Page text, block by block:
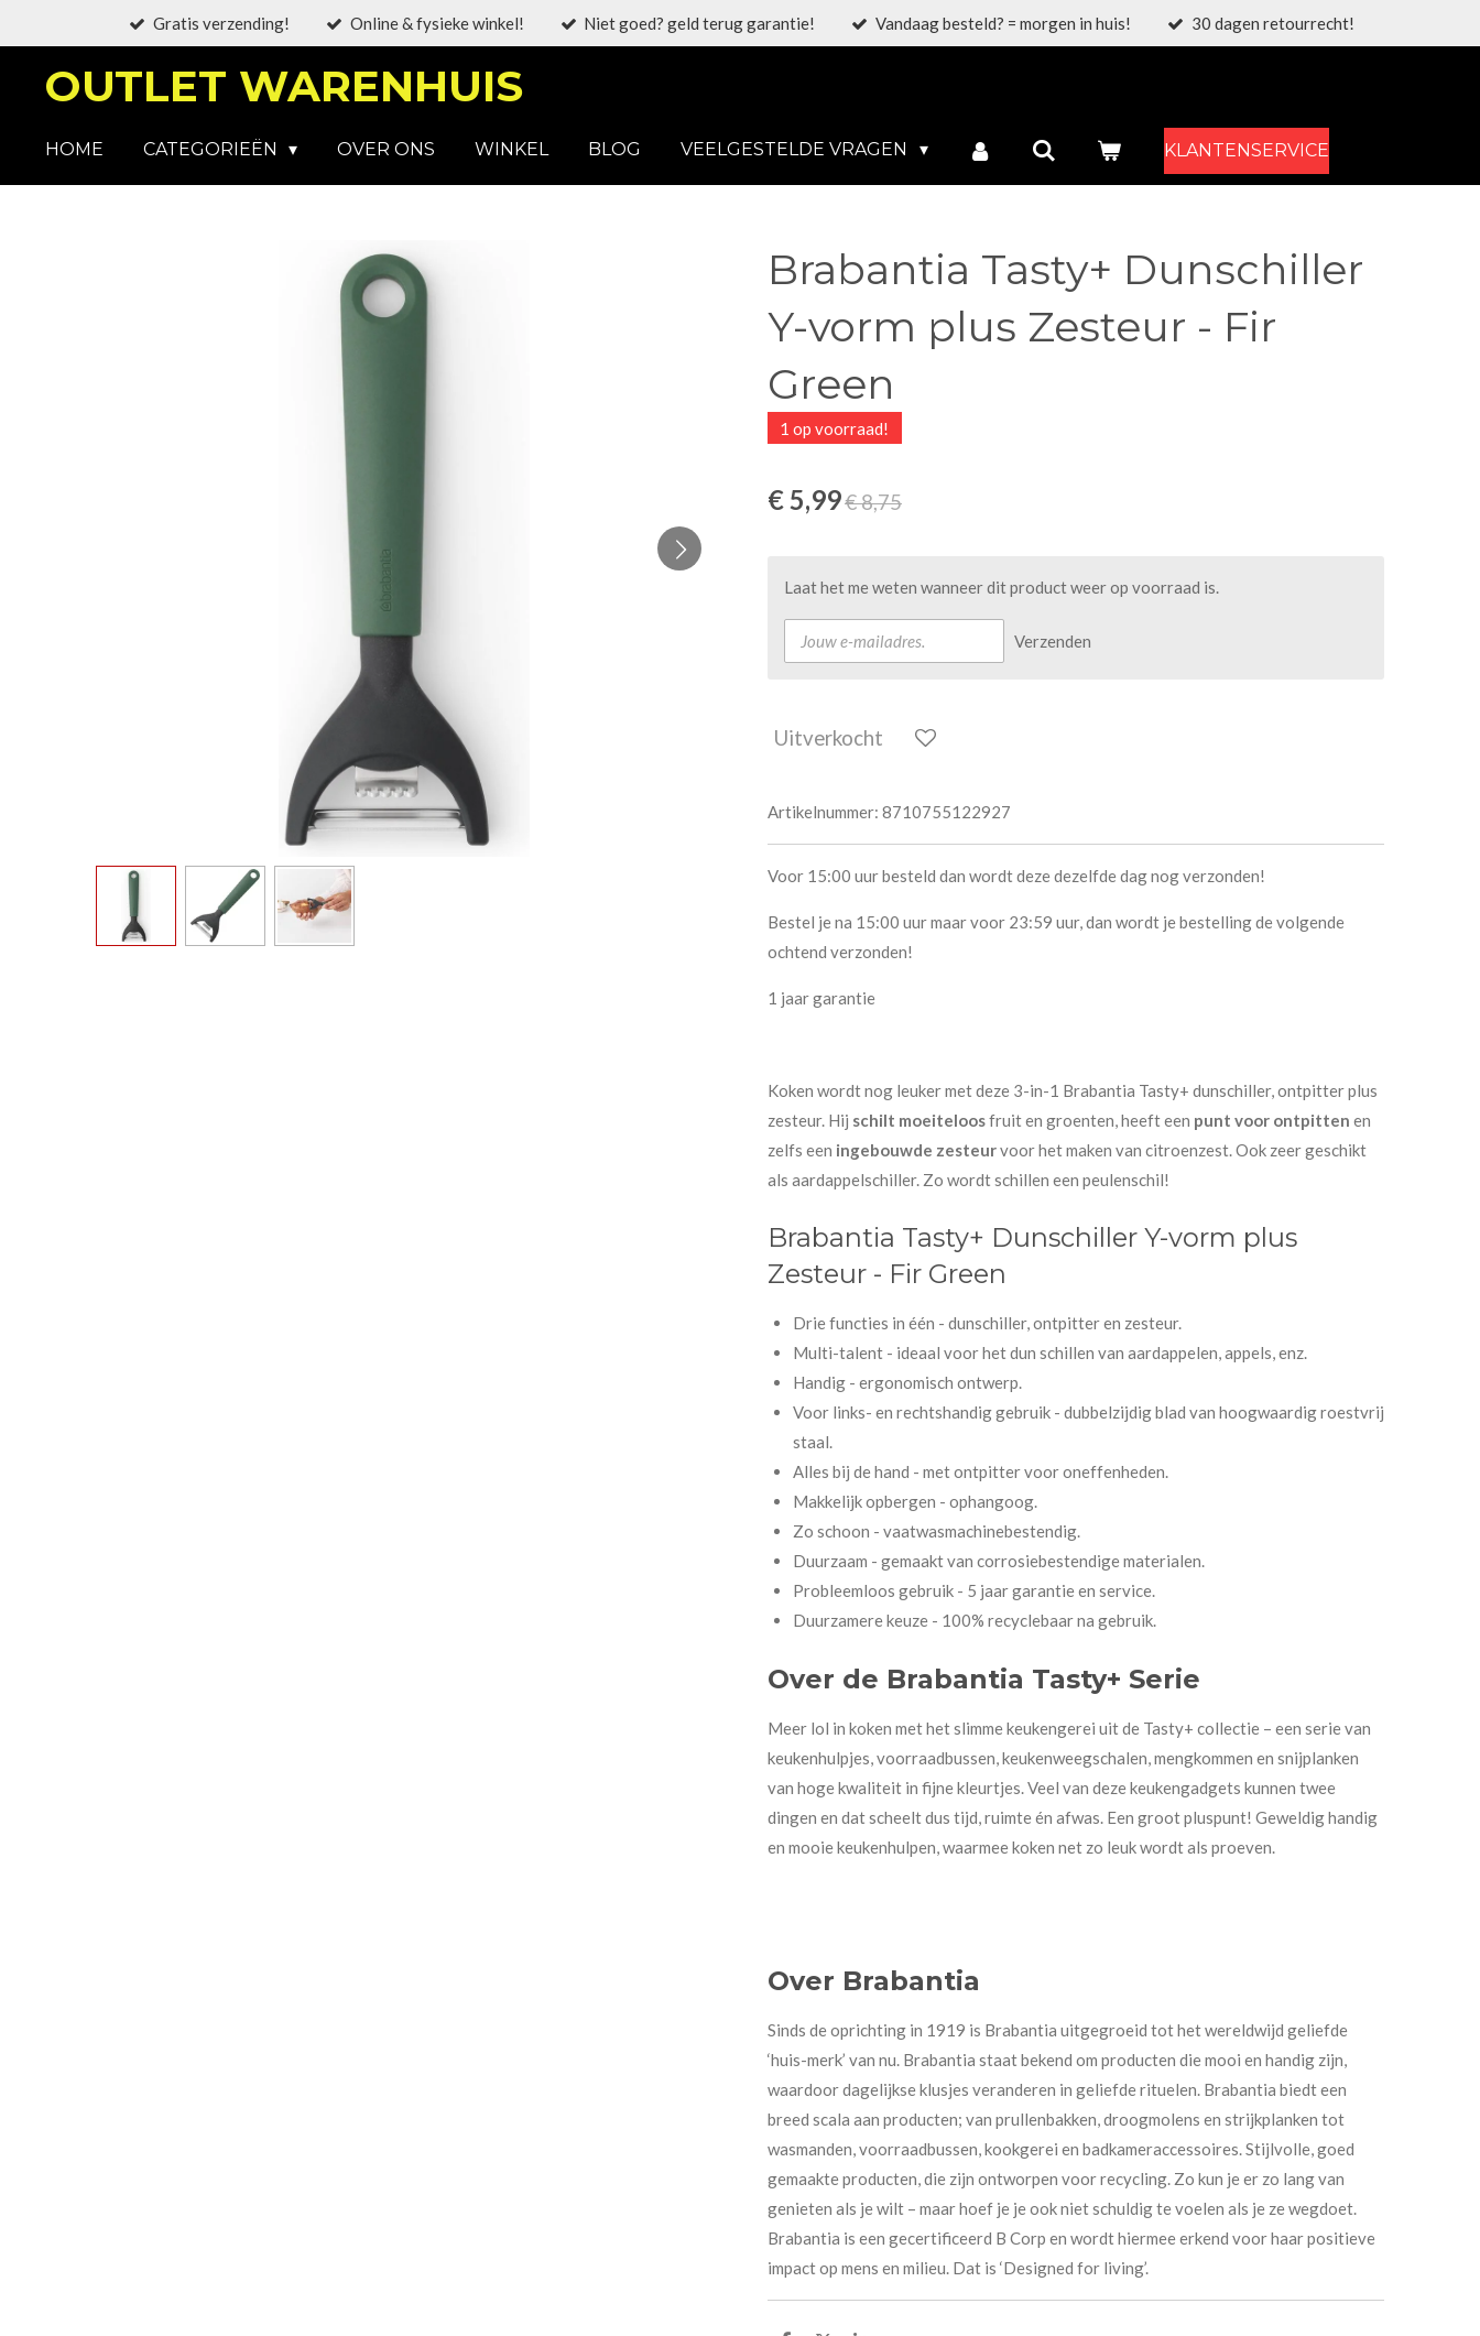
hoofdinhoud
Gratis verzending! Online & fysieke winkel! Niet goed? geld terug garantie! Vandaag besteld? = morgen in huis! 30 dagen retourrecht!
OUTLET WARENHUIS
HOME CATEGORIEËN OVER ONS WINKEL BLOG VEELGESTELDE VRAGEN KLANTENSERVICE
Brabantia Tasty+ Dunschiller
Y-vorm plus Zesteur - Fir
Green
1 op voorraad!
€ 5,99€ 8,75
Laat het me weten wanneer dit product weer op voorraad is.
Verzenden
Uitverkocht
Artikelnummer: 8710755122927
Voor 15:00 uur besteld dan wordt deze dezelfde dag nog verzonden!
Bestel je na 15:00 uur maar voor 23:59 uur, dan wordt je bestelling de volgende
ochtend verzonden!
1 jaar garantie
Koken wordt nog leuker met deze 3-in-1 Brabantia Tasty+ dunschiller, ontpitter plus
zesteur. Hij schilt moeiteloosfruit en groenten, heeft een punt voor ontpitten en
zelfs een ingebouwde zesteurvoor het maken van citroenzest. Ook zeer geschikt
als aardappelschiller. Zo wordt schillen een peulenschil!
Brabantia Tasty+ Dunschiller Y-vorm plus
Zesteur - Fir Green
Drie functies in één - dunschiller, ontpitter en zesteur.
Multi-talent - ideaal voor het dun schillen van aardappelen, appels, enz.
Handig - ergonomisch ontwerp.
Voor links- en rechtshandig gebruik - dubbelzijdig blad van hoogwaardig roestvrij
staal.
Alles bij de hand - met ontpitter voor oneffenheden.
Makkelijk opbergen - ophangoog.
Zo schoon - vaatwasmachinebestendig.
Duurzaam - gemaakt van corrosiebestendige materialen.
Probleemloos gebruik - 5 jaar garantie en service.
Duurzamere keuze - 100% recyclebaar na gebruik.
Over de Brabantia Tasty+ Serie
Meer lol in koken met het slimme keukengerei uit de Tasty+ collectie – een serie van
keukenhulpjes, voorraadbussen, keukenweegschalen, mengkommen en snijplanken
van hoge kwaliteit in fijne kleurtjes. Veel van deze keukengadgets kunnen twee
dingen en dat scheelt dus tijd, ruimte én afwas. Een groot pluspunt! Geweldig handig
en mooie keukenhulpen, waarmee koken net zo leuk wordt als proeven.
Over Brabantia
Sinds de oprichting in 1919 is Brabantia uitgegroeid tot het wereldwijd geliefde
‘huis-merk’ van nu. Brabantia staat bekend om producten die mooi en handig zijn,
waardoor dagelijkse klusjes veranderen in geliefde rituelen. Brabantia biedt een
breed scala aan producten; van prullenbakken, droogmolens en strijkplanken tot
wasmanden, voorraadbussen, kookgerei en badkameraccessoires. Stijlvolle, goed
gemaakte producten, die zijn ontworpen voor recycling. Zo kun je er zo lang van
genieten als je wilt – maar hoef je je ook niet schuldig te voelen als je ze wegdoet.
Brabantia is een gecertificeerd B Corp en wordt hiermee erkend voor haar positieve
impact op mens en milieu. Dat is ‘Designed for living’.